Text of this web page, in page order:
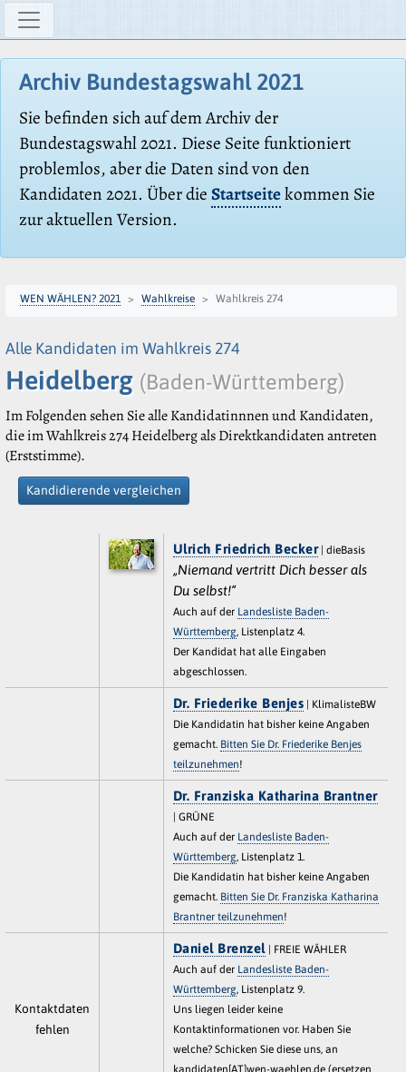
Archiv Bundestagswahl 2021
Sie befinden sich auf dem Archiv der
Bundestagswahl 2021. Diese Seite funktioniert
problemlos, aber die Daten sind von den
Kandidaten 2021. Über dieStartseitekommen Sie
zur aktuellen Version.
WEN WÄHLEN? 2021 Wahlkreise Wahlkreis 274
Alle Kandidaten im Wahlkreis 274
Heidelberg (Baden-Württemberg)
Im Folgenden sehen Sie alle Kandidatinnnen und Kandidaten,
die im Wahlkreis 274 Heidelberg als Direktkandidaten antreten
(Erststimme).
Kandidierende vergleichen
Ulrich Friedrich Becker| dieBasis
„Niemand vertritt Dich besser als
Du selbst!“
Auch auf der Landesliste Baden-
Württemberg, Listenplatz 4.
Der Kandidat hat alle Eingaben
abgeschlossen.
Dr. Friederike Benjes | KlimalisteBW
Die Kandidatin hat bisher keine Angaben
gemacht. Bitten Sie Dr. Friederike Benjes
teilzunehmen!
Dr. Franziska Katharina Brantner
| GRÜNE
Auch auf der Landesliste Baden-
Württemberg, Listenplatz 1.
Die Kandidatin hat bisher keine Angaben
gemacht. Bitten Sie Dr. Franziska Katharina
Brantner teilzunehmen!
Kontaktdaten
fehlen
Daniel Brenzel| FREIE WÄHLER
Auch auf der Landesliste Baden-
Württemberg, Listenplatz 9.
Uns liegen leider keine
Kontaktinformationen vor. Haben Sie
welche? Schicken Sie diese uns, an
kandidaten[AT]wen-waehlen.de (ersetzen